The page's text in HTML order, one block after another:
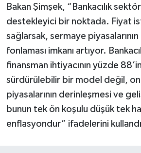
Bakan Şimşek, “Bankacılık
destekleyici bir noktada. Fiyat
sağlarsak, sermaye
fonlaması imkanı artıyor.
finansman ihtiyacının yüzde
sürdürülebilir bir model değil,
piyasalarının derinleşmesi ve
bunun tek ön koşulu düşük tek
enflasyondur” ifadelerini